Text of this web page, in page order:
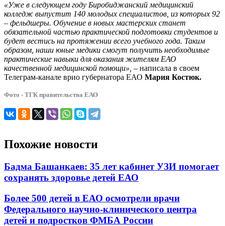
«Уже в следующем году Биробиджанский медицинский
колледж выпустит 140 молодых специалистов, из которых 92
– фельдшеры. Обучение в новых мастерских станет
обязательной частью практической подготовки студентов и
будет вестись на протяжении всего учебного года. Таким
образом, наши юные медики смогут получить необходимые
практические навыки для оказания жителям ЕАО
качественной медицинской помощи», – написала в своем
Телеграм-канале врио губернатора ЕАО Мария Костюк.
Фото - ТГК правительства ЕАО
Похожие новости
Бадма Башанкаев: 35 лет кабинет УЗИ помогает
сохранять здоровье детей ЕАО
Более 500 детей в ЕАО осмотрели врачи
Федерального научно-клинического центра
детей и подростков ФМБА России